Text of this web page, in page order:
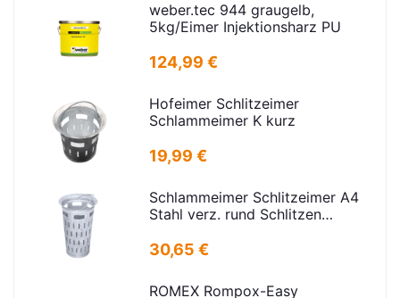
weber.tec 944 graugelb,
5kg/Eimer Injektionsharz PU
124,99 €
Hofeimer Schlitzeimer
Schlammeimer K kurz
19,99 €
Schlammeimer Schlitzeimer A4
Stahl verz. rund Schlitzen
30,65 €
ROMEX Rompox-Easy